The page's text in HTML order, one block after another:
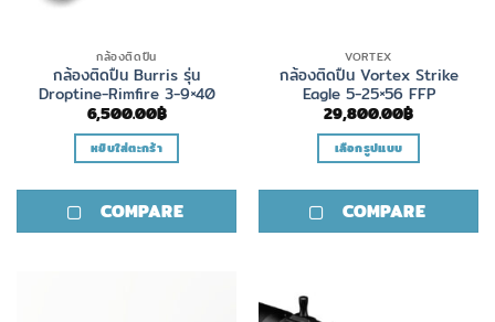
กล้องติดปืน
กล้องติดปืน Burris รุ่น
Droptine-Rimfire 3-9×40
6,500.00฿
หยิบใส่ตะกร้า
COMPARE
VORTEX
กล้องติดปืน Vortex Strike
Eagle 5-25×56 FFP
29,800.00฿
เลือกรูปแบบ
product
has
COMPARE